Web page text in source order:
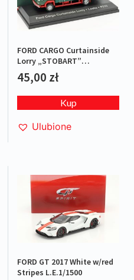
FORD CARGO Curtainside
Lorry „STOBART”
Green/Red
45,00 zł
Kup
Ulubione
FORD GT 2017 White w/red
Stripes L.E.1/1500